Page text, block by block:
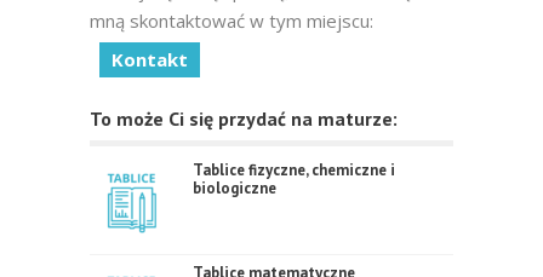
mną skontaktować w tym miejscu:
Kontakt
To może Ci się przydać na maturze:
Tablice fizyczne, chemiczne i
biologiczne
Tablice matematyczne